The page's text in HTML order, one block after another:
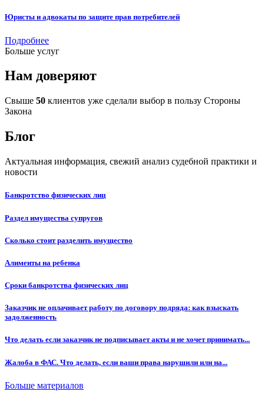
Юристы и адвокаты по защите прав потребителей
Подробнее
Больше услуг
Нам доверяют
Свыше 50 клиентов уже сделали выбор в пользу Стороны
Закона
Блог
Актуальная информация, свежий анализ судебной практики и
новости
Банкротство физических лиц
Раздел имущества супругов
Сколько стоит разделить имущество
Алименты на ребенка
Сроки банкротства физических лиц
Заказчик не оплачивает работу по договору подряда: как взыскать
задолженность
Что делать если заказчик не подписывает акты и не хочет принимать...
Жалоба в ФАС. Что делать, если ваши права нарушили или на...
Больше материалов